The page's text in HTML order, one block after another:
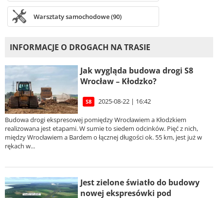
Warsztaty samochodowe (90)
INFORMACJE O DROGACH NA TRASIE
Jak wygląda budowa drogi S8
Wrocław – Kłodzko?
S8 2025-08-22 | 16:42
Budowa drogi ekspresowej pomiędzy Wrocławiem a Kłodzkiem
realizowana jest etapami. W sumie to siedem odcinków. Pięć z nich,
między Wrocławiem a Bardem o łącznej długości ok. 55 km, jest już w
rękach w...
Jest zielone światło do budowy
nowej ekspresówki pod